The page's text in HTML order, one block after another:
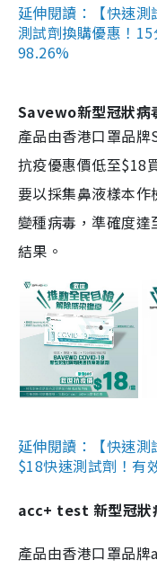
延伸閱讀：【快速測
測試劑換購優惠！
98.26%
Savewo新型冠狀病
產品由香港口罩品牌
抗疫優惠價低至$18
要以採集鼻液樣本
變種病毒，準確度
結果。
延伸閱讀：【快速
$18快速測試劑！有
acc+ test 新型冠狀
產品由香港口罩品